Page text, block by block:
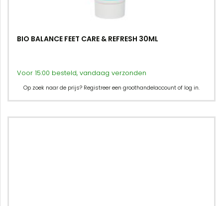
BIO BALANCE FEET CARE & REFRESH 30ML
Voor 15:00 besteld, vandaag verzonden
Op zoek naar de prijs? Registreer een groothandelaccount of log in.